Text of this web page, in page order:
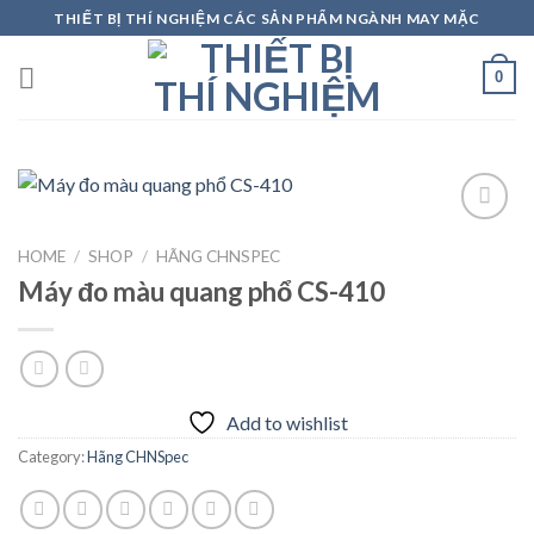
to
content
THIẾT BỊ THÍ NGHIỆM CÁC SẢN PHẨM NGÀNH MAY MẶC
0
HOME / SHOP / HÃNG CHNSPEC
Máy đo màu quang phổ CS-410
Add to wishlist
Category:Hãng CHNSpec